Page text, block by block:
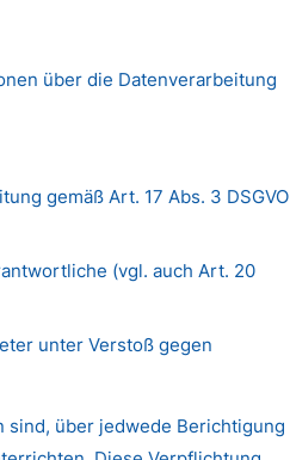
über die Datenverarbeitung
gemäß Art. 17 Abs. 3 DSGVO
(vgl. auch Art. 20
unter Verstoß gegen
sind, über jedwede Berichtigung